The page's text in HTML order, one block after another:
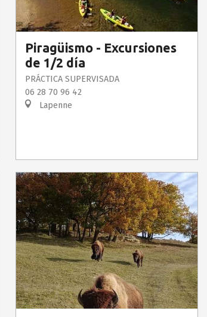
Piragüismo - Excursiones
de 1/2 día
PRÁCTICA SUPERVISADA
06 28 70 96 42
Lapenne